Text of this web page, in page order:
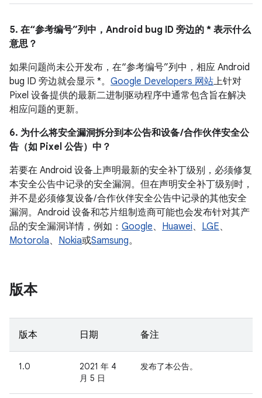
5. 在“参考编号”列中，Android bug ID 旁边的 * 表示什么
意思？
如果问题尚未公开发布，在“参考编号”列中，相应 Android
bug ID 旁边就会显示 *。 Google Developers 网站上针对
Pixel 设备提供的最新二进制驱动程序中通常包含旨在解决
相应问题的更新。
6. 为什么将安全漏洞拆分到本公告和设备 /合作伙伴安全公
告（如 Pixel 公告）中？
若要在 Android 设备上声明最新的安全补丁级别，必须修复
本安全公告中记录的安全漏洞。但在声明安全补丁级别时，
并不是必须修复设备/ 合作伙伴安全公告中记录的其他安全
漏洞。Android 设备和芯片组制造商可能也会发布针对其产
品的安全漏洞详情，例如： Google、 Huawei、 LGE、
Motorola、 Nokia或Samsung。
版本
版本 日期 备注
1.0
2021 年 4
月 5 日
发布了本公告。